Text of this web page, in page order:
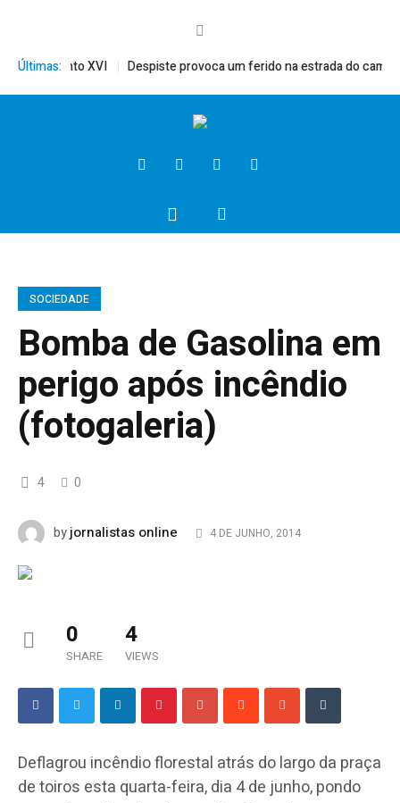
Últimas:
Bento XVI Despiste provoca um ferido na estrada do campo
SOCIEDADE
Bomba de Gasolina em
perigo após incêndio
(fotogaleria)
4 0
byjornalistas online 4 DE JUNHO, 2014
0
SHARE
4
VIEWS
Deflagrou incêndio florestal atrás do largo da praça
de toiros esta quarta-feira, dia 4 de junho, pondo